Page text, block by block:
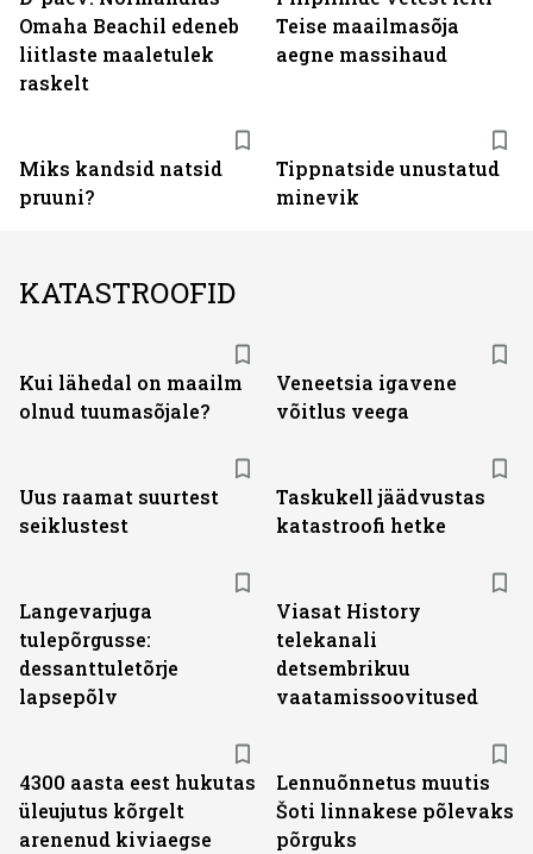
Omaha Beachil edeneb
liitlaste maaletulek
raskelt
Teise maailmasõja
aegne massihaud
Miks kandsid natsid
pruuni?
Tippnatside unustatud
minevik
KATASTROOFID
Kui lähedal on maailm
olnud tuumasõjale?
Veneetsia igavene
võitlus veega
Uus raamat suurtest
seiklustest
Taskukell jäädvustas
katastroofi hetke
Langevarjuga
tulepõrgusse:
dessanttuletõrje
lapsepõlv
Viasat History
telekanali
detsembrikuu
vaatamissoovitused
4300 aasta eest hukutas
üleujutus kõrgelt
arenenud kiviaegse
Lennuõnnetus muutis
Šoti linnakese põlevaks
põrguks